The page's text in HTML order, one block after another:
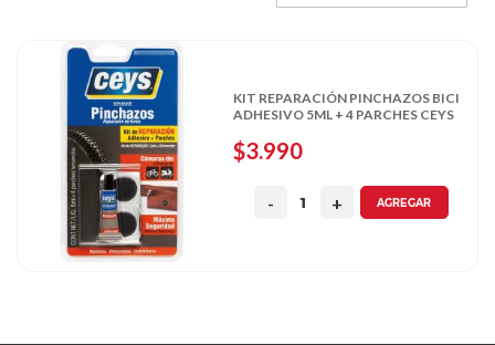
KIT REPARACIÓN PINCHAZOS BICI
ADHESIVO 5ML + 4 PARCHES CEYS
$3.990
AGREGAR